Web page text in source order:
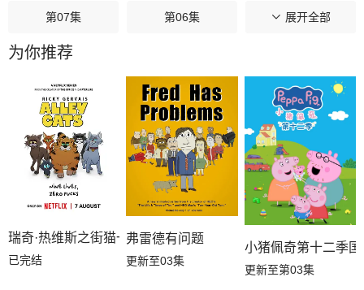
第07集 第06集 第05集
第04集
第01集
展开全部
为你推荐
瑞奇·热维斯之街猫一族
已完结
弗雷德有问题
更新至03集
小猪佩奇第十二季国
更新至第03集